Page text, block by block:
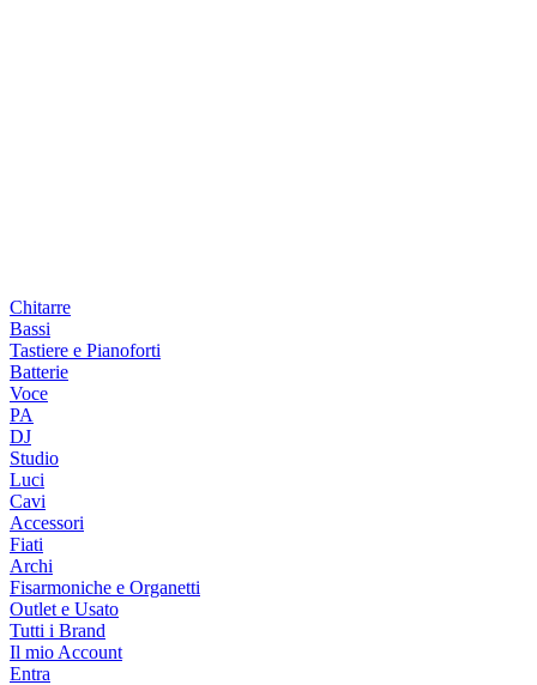
Chitarre
Bassi
Tastiere e Pianoforti
Batterie
Voce
PA
DJ
Studio
Luci
Cavi
Accessori
Fiati
Archi
Fisarmoniche e Organetti
Outlet e Usato
Tutti i Brand
Il mio Account
Entra